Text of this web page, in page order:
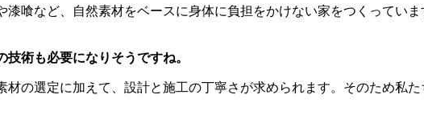
漆喰など、自然素材をベースに身体に負担をかけない家をつくってい
術も必要になりそうですね。
の選定に加えて、設計と施工の丁寧さが求められます。そのため私